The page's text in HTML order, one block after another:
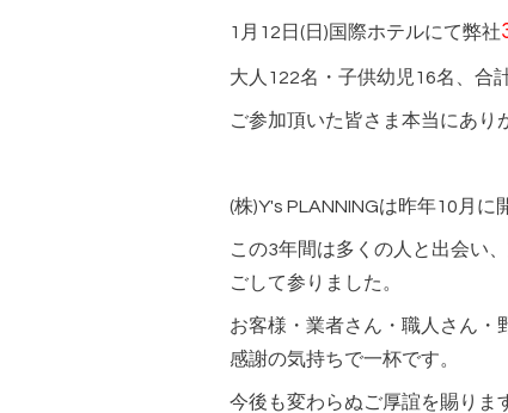
1月12日(日)国際ホテルにて弊社
大人122名・子供幼児16名、合
ご参加頂いた皆さま本当にあり
(株)Y's PLANNINGは昨年10月に
この3年間は多くの人と出会い
ごして参りました。
お客様・業者さん・職人さん・
感謝の気持ちで一杯です。
今後も変わらぬご厚誼を賜りま